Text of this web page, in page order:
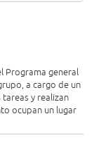
Programa general
a cargo de un
y realizan
ocupan un lugar